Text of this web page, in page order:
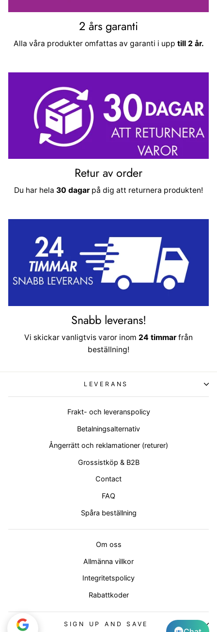
2 års garanti
Alla våra produkter omfattas av garanti i upp till 2 år.
Retur av order
Du har hela 30 dagarpå dig att returnera produkten!
Snabb leverans!
Vi skickar vanligtvis varor inom 24 timmarfrån
beställning!
LEVERANS
Frakt- och leveranspolicy
Betalningsalternativ
Ångerrätt och reklamationer (returer)
Grossistköp & B2B
Contact
FAQ
Spåra beställning
Om oss
Allmänna villkor
Integritetspolicy
Rabattkoder
SIGN UP AND SAVE